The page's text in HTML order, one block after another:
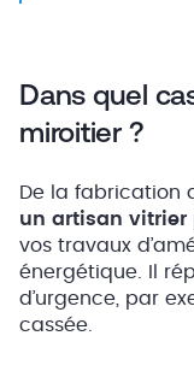
Dans quel
miroitier ?
De la fabrication
un artisan vitrier
vos travaux
énergétique. Il
d’urgence, par
cassée.